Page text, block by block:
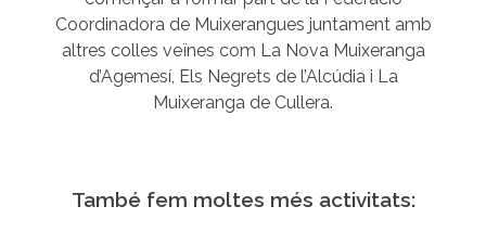
Coordinadora de Muixerangues juntament amb
altres colles veïnes com La Nova Muixeranga
d’Agemesí, Els Negrets de l’Alcúdia i La
Muixeranga de Cullera.
També fem moltes més activitats: